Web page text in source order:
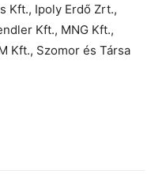
Kft., Ipoly Erdő Zrt.,
Kft., MNG Kft.,
Kft., Szomor és Társa